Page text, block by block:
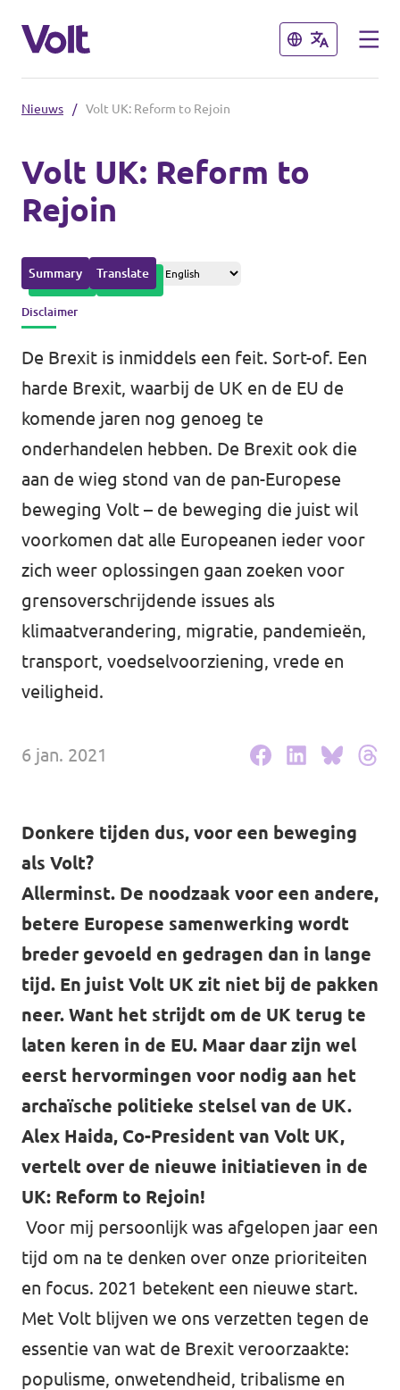
Sluiten
Volt Amsterdam
Volt Arnhem
Volt Delft
...alle Volt gemeenten
Afdelingen in de provincies
Volt Drenthe
Volt Fryslân
Volt Provincie Utrecht
...alle Volt provincies
Sluiten
Standpunten
Over Volt
Mensen
Nieuws
Agenda
Doneer
Word lid
Word actief
Werken bij Volt
Contact
Sprekersaanvraag
Volt There - Buitenlandstichting Volt
Charge - Wetenschappelijk Platform Volt
Nieuws / Volt UK: Reform to Rejoin
Volt UK: Reform to
Rejoin
Summary Translate
Disclaimer
De Brexit is inmiddels een feit. Sort-of. Een
harde Brexit, waarbij de UK en de EU de
komende jaren nog genoeg te
onderhandelen hebben. De Brexit ook die
aan de wieg stond van de pan-Europese
beweging Volt – de beweging die juist wil
voorkomen dat alle Europeanen ieder voor
zich weer oplossingen gaan zoeken voor
grensoverschrijdende issues als
klimaatverandering, migratie, pandemieën,
transport, voedselvoorziening, vrede en
veiligheid.
6 jan. 2021
Donkere tijden dus, voor een beweging
als Volt?
Allerminst. De noodzaak voor een andere,
betere Europese samenwerking wordt
breder gevoeld en gedragen dan in lange
tijd. En juist Volt UK zit niet bij de pakken
neer. Want het strijdt om de UK terug te
laten keren in de EU. Maar daar zijn wel
eerst hervormingen voor nodig aan het
archaïsche politieke stelsel van de UK.
Alex Haida, Co-President van Volt UK,
vertelt over de nieuwe initiatieven in de
UK: Reform to Rejoin!
Voor mij persoonlijk was afgelopen jaar een
tijd om na te denken over onze prioriteiten
en focus. 2021 betekent een nieuwe start.
Met Volt blijven we ons verzetten tegen de
essentie van wat de Brexit veroorzaakte:
populisme, onwetendheid, tribalisme en